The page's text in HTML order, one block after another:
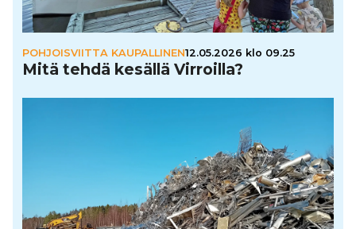
POHJOISVIITTA KAUPALLINEN12.05.2026 klo 09.25
Mitä tehdä kesällä Virroilla?